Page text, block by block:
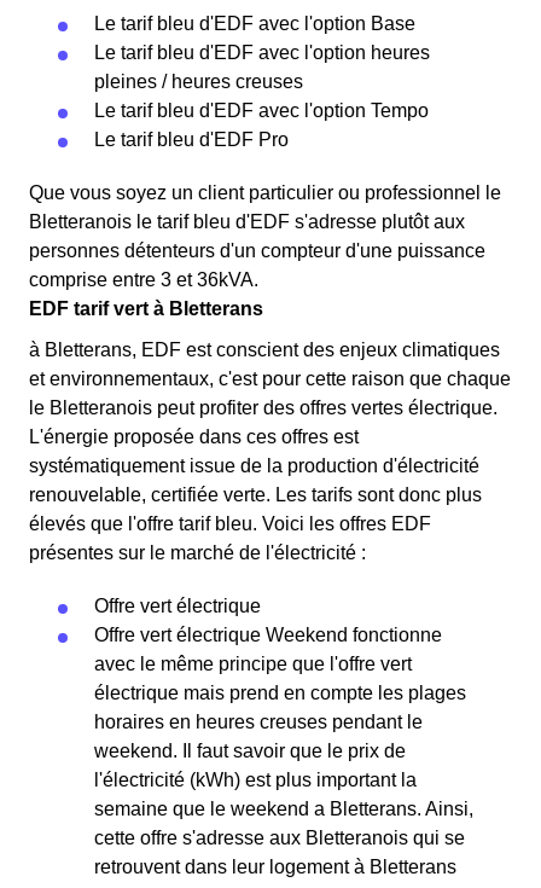
Le tarif bleu d'EDF avec l'option Base
Le tarif bleu d'EDF avec l'option heures
pleines / heures creuses
Le tarif bleu d'EDF avec l'option Tempo
Le tarif bleu d'EDF Pro
Que vous soyez un client particulier ou professionnel le
Bletteranois le tarif bleu d'EDF s'adresse plutôt aux
personnes détenteurs d'un compteur d'une puissance
comprise entre 3 et 36kVA.
EDF tarif vert à Bletterans
à Bletterans, EDF est conscient des enjeux climatiques
et environnementaux, c'est pour cette raison que chaque
le Bletteranois peut profiter des offres vertes électrique.
L'énergie proposée dans ces offres est
systématiquement issue de la production d'électricité
renouvelable, certifiée verte. Les tarifs sont donc plus
élevés que l'offre tarif bleu. Voici les offres EDF
présentes sur le marché de l'électricité :
Offre vert électrique
Offre vert électrique Weekend fonctionne
avec le même principe que l'offre vert
électrique mais prend en compte les plages
horaires en heures creuses pendant le
weekend. Il faut savoir que le prix de
l'électricité (kWh) est plus important la
semaine que le weekend a Bletterans. Ainsi,
cette offre s'adresse aux Bletteranois qui se
retrouvent dans leur logement à Bletterans